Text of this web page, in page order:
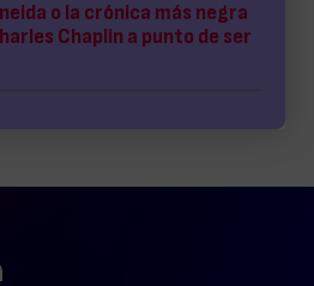
o la crónica más negra
Chaplin a punto de ser